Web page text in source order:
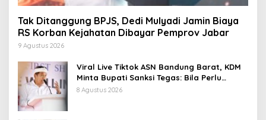
Tak Ditanggung BPJS, Dedi Mulyadi Jamin Biaya
RS Korban Kejahatan Dibayar Pemprov Jabar
9 Agustus 2026
Viral Live Tiktok ASN Bandung Barat, KDM
Minta Bupati Sanksi Tegas: Bila Perlu
Pemberhentian
8 Agustus 2026